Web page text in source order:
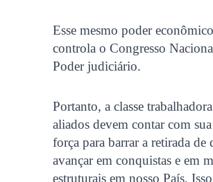
Esse mesmo poder econômico
controla o Congresso
Poder judiciário.
Portanto, a classe
aliados devem contar com
força para barrar a retirada de
avançar em conquistas e em
estruturais em nosso País.